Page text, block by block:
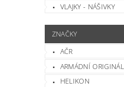
VLAJKY - NÁŠIVKY
ZNAČKY
AČR
ARMÁDNÍ ORIGINÁL
HELIKON